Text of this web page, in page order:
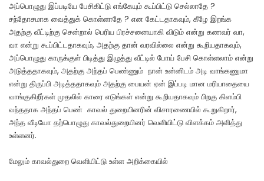
அப்பொழுது இப்படியே பேசிகிட்டு எங்கேயும் கூப்பிட்டு செல்லாதே ?
சந்தோசமாக வைத்துக் கொள்ளாதே ? என கேட்டதாகவும், கீழே இறங்க
அதற்கு வீட்டிற்கு சென்றால் பெரிய பிரச்சனையாகி விடும் என்று கணவர் வா,
வா என்று கூப்பிட்டதாகவும், அதற்கு தான் வரவில்லை என்று கூறியதாகவும்,
அப்பொழுது காருக்குள் பிடித்து இழுத்து வீட்டில் போய் பேசி கொள்ளலாம் என்று
அடுத்ததாகவும், அதற்கு அந்தப் பெண்ணும் நான் உன்னிடம் அடி வாங்கணுமா
என்று திருப்பி அடித்ததாகவும் அதற்கு பையன் ஏன் இப்படி மான மரியாதையை
வாங்குகிறீர்கள் முதலில் காரை எடுங்கள் என்று கூறியதாகவும் பிறகு கிளம்பி
வந்ததாக அந்தப் பெண் காவல் துறையினரின் விசாரணையில் கூறுகிறார்,
அந்த வீடியோ தற்பொழுது காவல்துறையினர் வெளியிட்டு விளக்கம் அளித்து
உள்ளனர்.
மேலும் காவல்துறை வெளியிட்டு உள்ள அறிக்கையில்